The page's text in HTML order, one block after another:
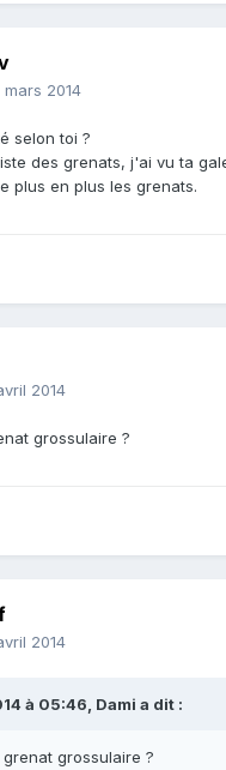
mars 2014
selon toi ?
des grenats, j'ai vu ta
plus en plus les grenats.
2014
grossulaire ?
2014
à 05:46, Dami a dit :
grossulaire ?